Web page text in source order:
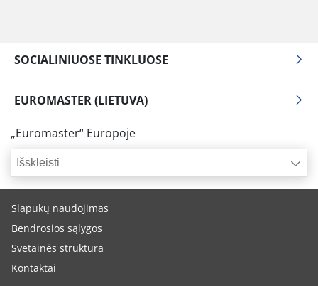
SOCIALINIUOSE TINKLUOSE
EUROMASTER (LIETUVA)
„Euromaster“ Europoje
Išskleisti
Slapukų naudojimas
Bendrosios sąlygos
Svetainės struktūra
Kontaktai